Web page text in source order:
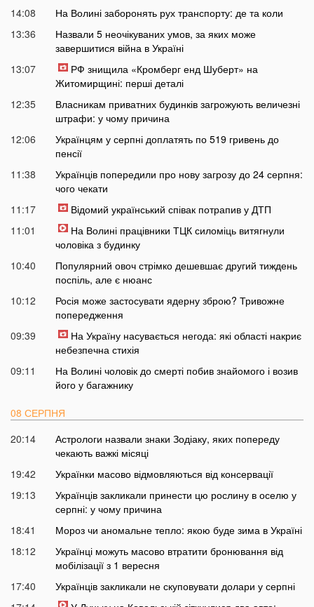
14:08
На Волині заборонять рух транспорту: де та коли
13:36
Назвали 5 неочікуваних умов, за яких може
завершитися війна в Україні
13:07
РФ знищила «Кромберг енд Шуберт» на
Житомирщині: перші деталі
12:35
Власникам приватних будинків загрожують величезні
штрафи: у чому причина
12:06
Українцям у серпні доплатять по 519 гривень до
пенсії
11:38
Українців попередили про нову загрозу до 24 серпня:
чого чекати
11:17
Відомий український співак потрапив у ДТП
11:01
На Волині працівники ТЦК силоміць витягнули
чоловіка з будинку
10:40
Популярний овоч стрімко дешевшає другий тиждень
поспіль, але є нюанс
10:12
Росія може застосувати ядерну зброю? Тривожне
попередження
09:39
На Україну насувається негода: які області накриє
небезпечна стихія
09:11
На Волині чоловік до смерті побив знайомого і возив
його у багажнику
08 СЕРПНЯ
20:14
Астрологи назвали знаки Зодіаку, яких попереду
чекають важкі місяці
19:42
Українки масово відмовляються від консервації
19:13
Українців закликали принести цю рослину в оселю у
серпні: у чому причина
18:41
Мороз чи аномальне тепло: якою буде зима в Україні
18:12
Українці можуть масово втратити бронювання від
мобілізації з 1 вересня
17:40
Українців закликали не скуповувати долари у серпні